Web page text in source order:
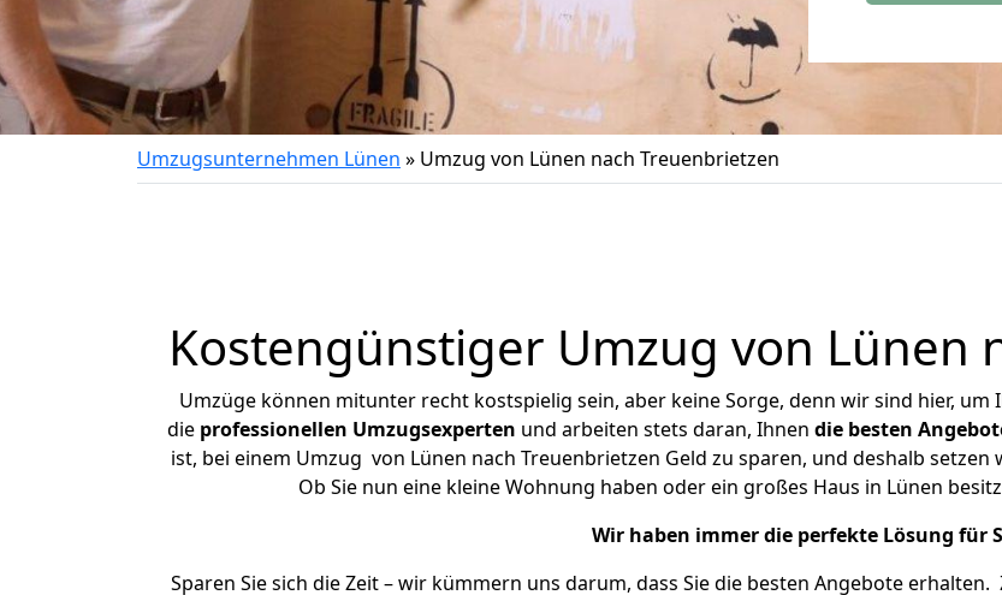
Umzugsunternehmen Lünen » Umzug von Lünen nach Treuenbrietzen
Kostengünstiger Umzug von Lünen
Umzüge können mitunter recht kostspielig sein, aber keine Sorge, denn wir sind hier, um
die professionellen Umzugsexperten und arbeiten stets daran, Ihnen die besten
ist, bei einem Umzug von Lünen nach Treuenbrietzen Geld zu sparen, und deshalb
Ob Sie nun eine kleine Wohnung haben oder ein großes Haus in Lünen
Wir haben immer die perfekte Lösung für
Sparen Sie sich die Zeit – wir kümmern uns darum, dass Sie die besten Angebote erhalten.